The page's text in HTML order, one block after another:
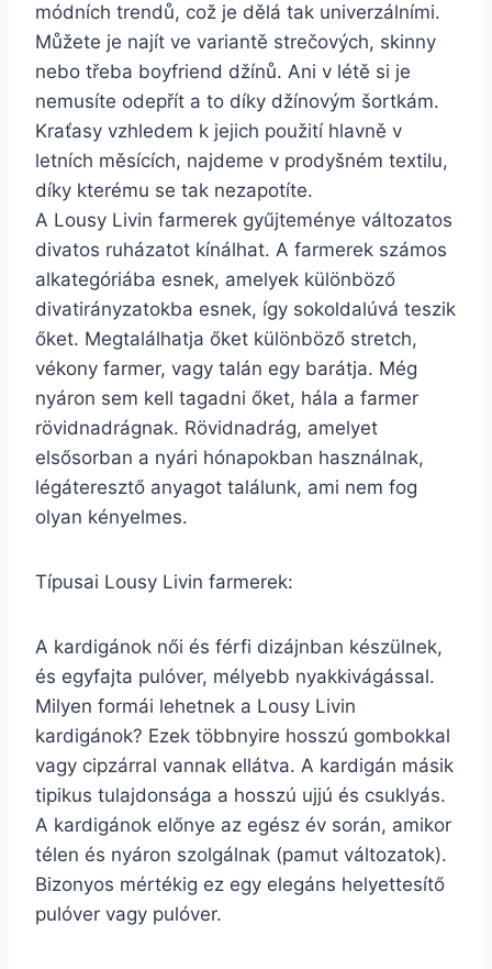
módních trendů, což je dělá tak univerzálními.
Můžete je najít ve variantě strečových, skinny
nebo třeba boyfriend džínů. Ani v létě si je
nemusíte odepřít a to díky džínovým šortkám.
Kraťasy vzhledem k jejich použití hlavně v
letních měsících, najdeme v prodyšném textilu,
díky kterému se tak nezapotíte.
A Lousy Livin farmerek gyűjteménye változatos
divatos ruházatot kínálhat. A farmerek számos
alkategóriába esnek, amelyek különböző
divatirányzatokba esnek, így sokoldalúvá teszik
őket. Megtalálhatja őket különböző stretch,
vékony farmer, vagy talán egy barátja. Még
nyáron sem kell tagadni őket, hála a farmer
rövidnadrágnak. Rövidnadrág, amelyet
elsősorban a nyári hónapokban használnak,
légáteresztő anyagot találunk, ami nem fog
olyan kényelmes.
Típusai Lousy Livin farmerek:
A kardigánok női és férfi dizájnban készülnek,
és egyfajta pulóver, mélyebb nyakkivágással.
Milyen formái lehetnek a Lousy Livin
kardigánok? Ezek többnyire hosszú gombokkal
vagy cipzárral vannak ellátva. A kardigán másik
tipikus tulajdonsága a hosszú ujjú és csuklyás.
A kardigánok előnye az egész év során, amikor
télen és nyáron szolgálnak (pamut változatok).
Bizonyos mértékig ez egy elegáns helyettesítő
pulóver vagy pulóver.